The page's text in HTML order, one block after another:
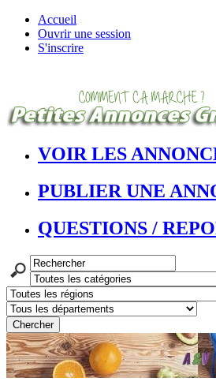
Accueil
Ouvrir une session
S'inscrire
VOIR LES
PUBLIER UNE
QUESTIONS /